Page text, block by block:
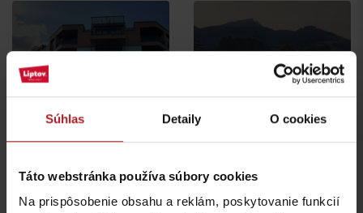
Súhlas Detaily O cookies
Táto webstránka používa súbory cookies
Na prispôsobenie obsahu a reklám, poskytovanie funkcií
Café bar Kubko
Farma Likavčan